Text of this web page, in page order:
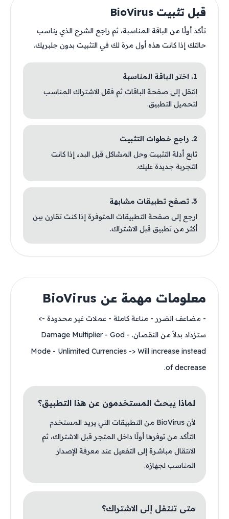
قبل تثبيت BioVirus
تأكد أولًا من الباقة المناسبة، ثم راجع الشرح الذي يناسب
حالتك إذا كانت هذه أول مرة لك في التثبيت بدون جلبريك.
1. اختر الباقة المناسبة
انتقل إلى صفحة الباقات ثم فعّل الاشتراك المناسب
لتحميل التطبيق.
2. راجع خطوات التثبيت
تابع أدلة التثبيت وحل المشاكل قبل البدء إذا كانت
التجربة جديدة عليك.
3. تصفح تطبيقات مشابهة
ارجع إلى صفحة التطبيقات المتوفرة إذا كنت تقارن بين
أكثر من تطبيق قبل الاشتراك.
معلومات مهمة عن BioVirus
- مضاعف الضرر - مناعة كاملة - عملات غير محدودة ->
ستزداد بدلاً من النقصان. - Damage Multiplier - God
Mode - Unlimited Currencies -> Will increase instead
of decrease.
لماذا يبحث المستخدمون عن هذا التطبيق؟
لأن BioVirus من التطبيقات التي يريد المستخدم
التأكد من توفرها أولًا داخل المتجر قبل الاشتراك، ثم
الانتقال مباشرة إلى التفعيل عند معرفة الإصدار
المناسب لجهازه.
متى تنتقل إلى الاشتراك؟